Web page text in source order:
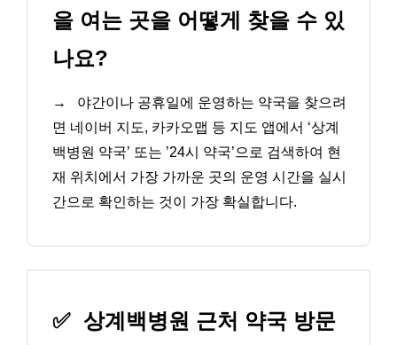
을 여는 곳을 어떻게 찾을 수 있
나요?
→
야간이나 공휴일에 운영하는 약국을 찾으려
면 네이버 지도, 카카오맵 등 지도 앱에서 ‘상계
백병원 약국’ 또는 ’24시 약국’으로 검색하여 현
재 위치에서 가장 가까운 곳의 운영 시간을 실시
간으로 확인하는 것이 가장 확실합니다.
✅ 상계백병원 근처 약국 방문